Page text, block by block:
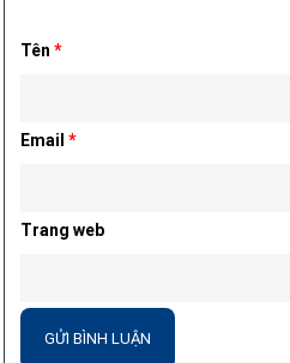
Tên*
Email*
Trang web